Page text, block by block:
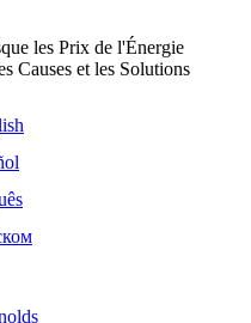
les Prix de l'Énergie
Causes et les Solutions